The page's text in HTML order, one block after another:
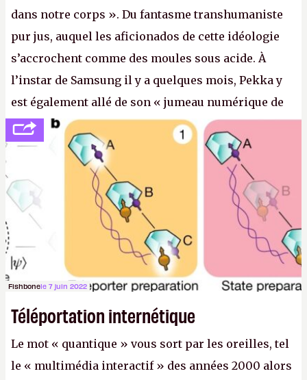
dans notre corps ». Du fantasme transhumaniste
pur jus, auquel les aficionados de cette idéologie
s’accrochent comme des moules sous acide. À
l’instar de Samsung il y a quelques mois, Pekka y
est également allé de son « jumeau numérique de
tout » et de l’importance des metasangsues, qu’il
considère comme «
la prochaine grande plateforme
informatique après le World Wide Web et le mobile
(Crédit photo : Pexels / Pixabay)
Fishbonele 7 juin 2022
Téléportation internétique
Le mot « quantique » vous sort par les oreilles, tel
le « multimédia interactif » des années 2000 alors